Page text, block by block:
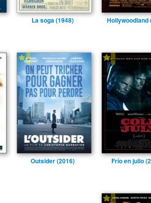
La soga (1948) Hollywoodland
-
Outsider (2016)
-
Frí­o en julio
-